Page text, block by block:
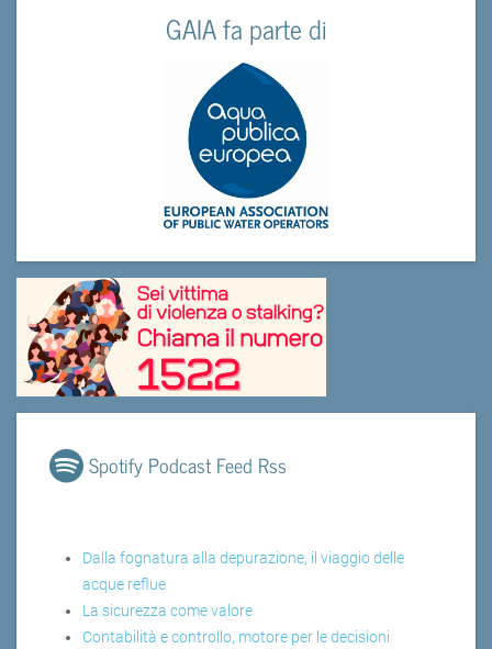
GAIA fa parte di
Spotify Podcast Feed Rss
Dalla fognatura alla depurazione, il viaggio delle
acque reflue
La sicurezza come valore
Contabilità e controllo, motore per le decisioni